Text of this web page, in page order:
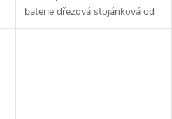
baterie dřezová stojánková od
značky Grohe. Série: Eurodisc